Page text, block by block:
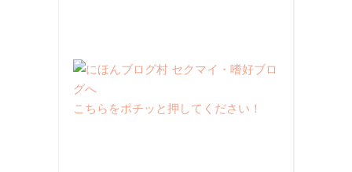
こちらをポチッと押してください！